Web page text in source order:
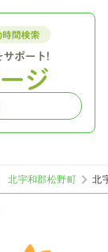
北宇和郡松野町
北